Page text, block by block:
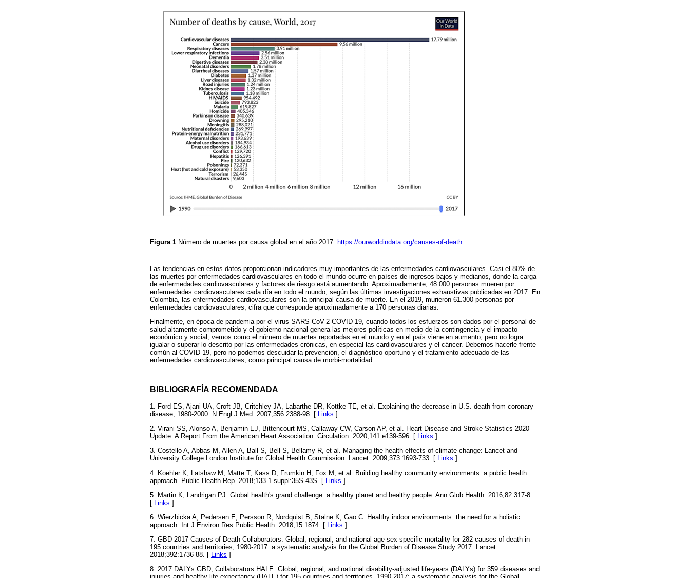
Figura 1 Número de muertes por causa global en el año 2017. https://ourworldindata.org/causes-of-death.
Las tendencias en estos datos proporcionan indicadores muy importantes de las enfermedades cardiovasculares. Casi el 80% de
las muertes por enfermedades cardiovasculares en todo el mundo ocurre en países de ingresos bajos y medianos, donde la carga
de enfermedades cardiovasculares y factores de riesgo está aumentando. Aproximadamente, 48.000 personas mueren por
enfermedades cardiovasculares cada día en todo el mundo, según las últimas investigaciones exhaustivas publicadas en 2017. En
Colombia, las enfermedades cardiovasculares son la principal causa de muerte. En el 2019, murieron 61.300 personas por
enfermedades cardiovasculares, cifra que corresponde aproximadamente a 170 personas diarias.
Finalmente, en época de pandemia por el virus SARS-CoV-2-COVID-19, cuando todos los esfuerzos son dados por el personal de
salud altamente comprometido y el gobierno nacional genera las mejores políticas en medio de la contingencia y el impacto
económico y social, vemos como el número de muertes reportadas en el mundo y en el país viene en aumento, pero no logra
igualar o superar lo descrito por las enfermedades crónicas, en especial las cardiovasculares y el cáncer. Debemos hacerle frente
común al COVID 19, pero no podemos descuidar la prevención, el diagnóstico oportuno y el tratamiento adecuado de las
enfermedades cardiovasculares, como principal causa de morbi-mortalidad.
BIBLIOGRAFÍA RECOMENDADA
1. Ford ES, Ajani UA, Croft JB, Critchley JA, Labarthe DR, Kottke TE, et al. Explaining the decrease in U.S. death from coronary
disease, 1980-2000. N Engl J Med. 2007;356:2388-98. [ Links ]
2. Virani SS, Alonso A, Benjamin EJ, Bittencourt MS, Callaway CW, Carson AP, et al. Heart Disease and Stroke Statistics-2020
Update: A Report From the American Heart Association. Circulation. 2020;141:e139-596. [ Links ]
3. Costello A, Abbas M, Allen A, Ball S, Bell S, Bellamy R, et al. Managing the health effects of climate change: Lancet and
University College London Institute for Global Health Commission. Lancet. 2009;373:1693-733. [ Links ]
4. Koehler K, Latshaw M, Matte T, Kass D, Frumkin H, Fox M, et al. Building healthy community environments: a public health
approach. Public Health Rep. 2018;133 1 suppl:35S-43S. [ Links ]
5. Martin K, Landrigan PJ. Global health's grand challenge: a healthy planet and healthy people. Ann Glob Health. 2016;82:317-8.
[
Links ]
6. Wierzbicka A, Pedersen E, Persson R, Nordquist B, Stålne K, Gao C. Healthy indoor environments: the need for a holistic
approach. Int J Environ Res Public Health. 2018;15:1874. [ Links ]
7. GBD 2017 Causes of Death Collaborators. Global, regional, and national age-sex-specific mortality for 282 causes of death in
195 countries and territories, 1980-2017: a systematic analysis for the Global Burden of Disease Study 2017. Lancet.
2018;392:1736-88. [ Links ]
8. 2017 DALYs GBD, Collaborators HALE. Global, regional, and national disability-adjusted life-years (DALYs) for 359 diseases and